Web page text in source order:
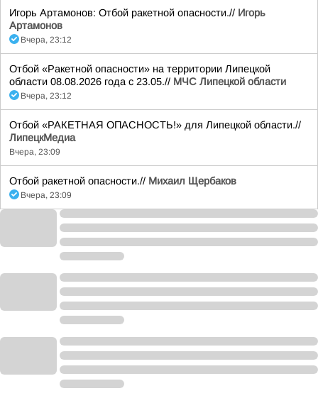
Игорь Артамонов: Отбой ракетной опасности.// Игорь
Артамонов
Вчера, 23:12
Отбой «Ракетной опасности» на территории Липецкой
области 08.08.2026 года с 23.05.// МЧС Липецкой области
Вчера, 23:12
Отбой «РАКЕТНАЯ ОПАСНОСТЬ!» для Липецкой области.//
ЛипецкМедиа
Вчера, 23:09
Отбой ракетной опасности.// Михаил Щербаков
Вчера, 23:09